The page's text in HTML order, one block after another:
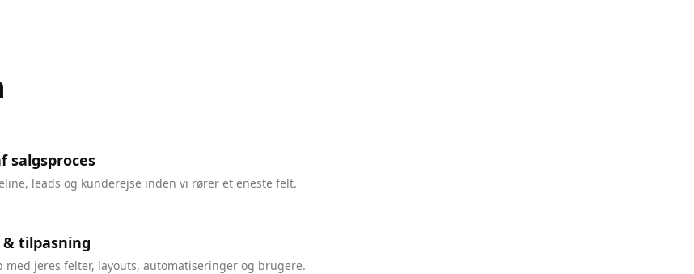
salgsproces
leads og kunderejse inden vi rører et eneste felt.
tilpasning
med jeres felter, layouts, automatiseringer og brugere.